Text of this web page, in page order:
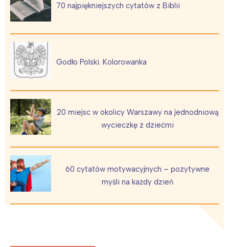
70 najpiękniejszych cytatów z Biblii
Godło Polski. Kolorowanka
20 miejsc w okolicy Warszawy na jednodniową
wycieczkę z dziećmi
60 cytatów motywacyjnych – pozytywne
myśli na każdy dzień